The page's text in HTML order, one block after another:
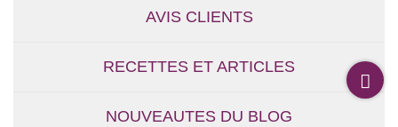
AVIS CLIENTS
RECETTES ET ARTICLES
NOUVEAUTES DU BLOG